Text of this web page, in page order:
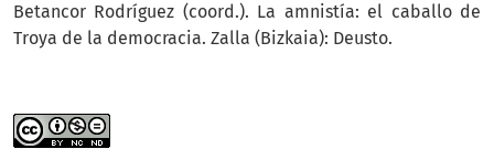
Betancor Rodríguez (coord.). La amnistía: el caballo de
Troya de la democracia. Zalla (Bizkaia): Deusto.